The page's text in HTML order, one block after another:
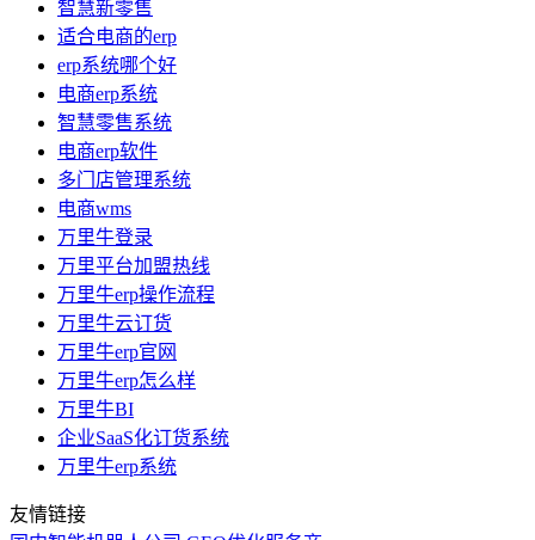
智慧新零售
适合电商的erp
erp系统哪个好
电商erp系统
智慧零售系统
电商erp软件
多门店管理系统
电商wms
万里牛登录
万里平台加盟热线
万里牛erp操作流程
万里牛云订货
万里牛erp官网
万里牛erp怎么样
万里牛BI
企业SaaS化订货系统
万里牛erp系统
友情链接